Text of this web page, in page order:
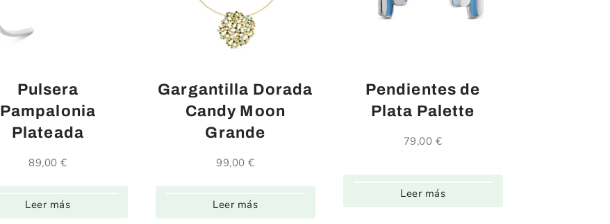
Pulsera
Pampalonia
Plateada
89,00€
Leer más
Gargantilla Dorada
Candy Moon
Grande
99,00€
Leer más
Pendientes de
Plata Palette
79,00 €
Leer más